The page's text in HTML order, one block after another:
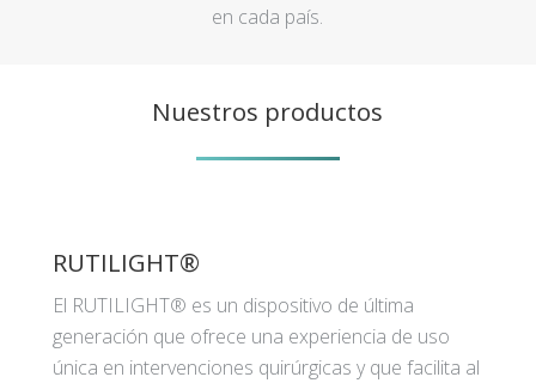
en cada país.
Nuestros productos
RUTILIGHT®
El RUTILIGHT® es un dispositivo de última
generación que ofrece una experiencia de uso
única en intervenciones quirúrgicas y que facilita al